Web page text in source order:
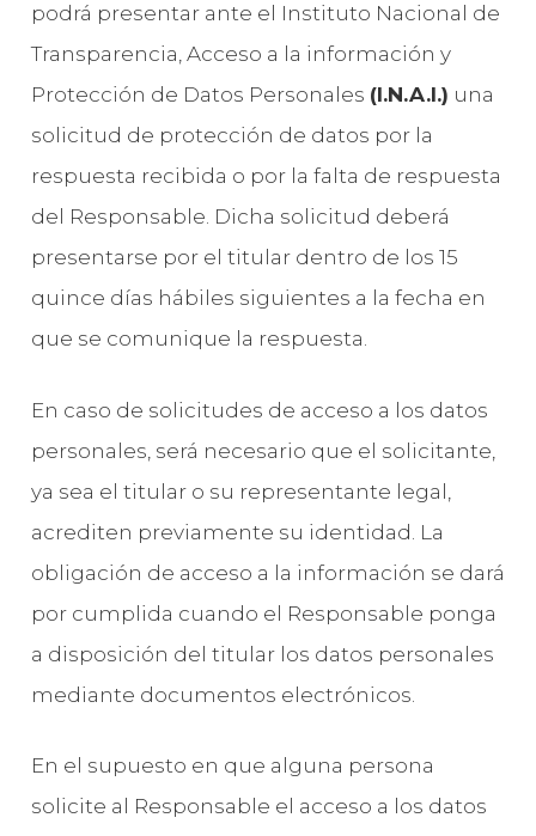
podrá presentar ante el Instituto Nacional de
Transparencia, Acceso a la información y
Protección de Datos Personales (I.N.A.I.) una
solicitud de protección de datos por la
respuesta recibida o por la falta de respuesta
del Responsable. Dicha solicitud deberá
presentarse por el titular dentro de los 15
quince días hábiles siguientes a la fecha en
que se comunique la respuesta.
En caso de solicitudes de acceso a los datos
personales, será necesario que el solicitante,
ya sea el titular o su representante legal,
acrediten previamente su identidad. La
obligación de acceso a la información se dará
por cumplida cuando el Responsable ponga
a disposición del titular los datos personales
mediante documentos electrónicos.
En el supuesto en que alguna persona
solicite al Responsable el acceso a los datos